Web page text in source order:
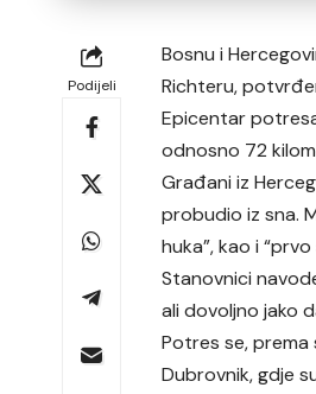
Podijeli
Bosnu i
Richteru,
Epicentar
odnosno 72
Građani iz
probudio iz sna.
huka”, kao i
Stanovnici
ali dovoljno jako
Potres se, prema
Dubrovnik, gdje